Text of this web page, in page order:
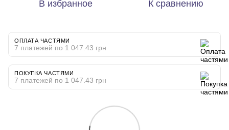
В избранное К сравнению
ОПЛАТА ЧАСТЯМИ
7 платежей по 1 047.43 грн
ПОКУПКА ЧАСТЯМИ
7 платежей по 1 047.43 грн